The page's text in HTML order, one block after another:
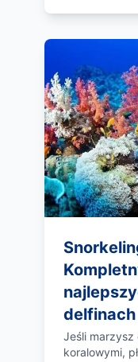
Jeśli marzysz
koralowymi,